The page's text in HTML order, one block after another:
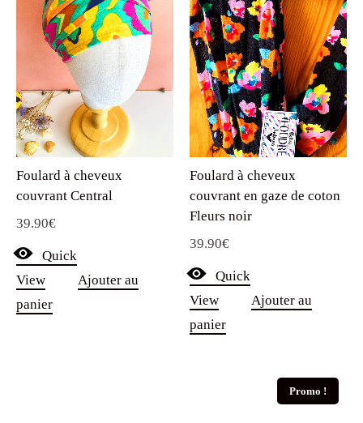
Foulard à cheveux
couvrant Central
39.90€
Quick
View
Ajouter au
panier
Foulard à cheveux
couvrant en gaze de coton
Fleurs noir
39.90€
Quick
View
Ajouter au
panier
Promo !